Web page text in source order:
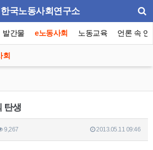
한국노동사회연구소
발간물 e노동사회 노동교육 언론 속 연
회
탄생
9,267 2013.05.11 09:46